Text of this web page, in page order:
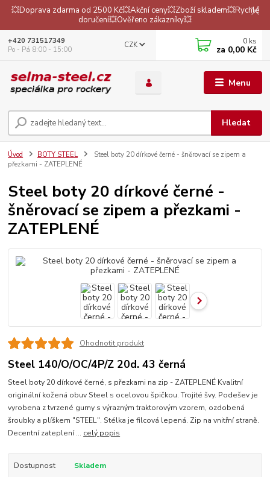
💥Doprava zdarma od 2500 Kč💥Akční ceny💥Zboží skladem💥Rychlé
doručení💥Ověřeno zákazníky💥
Menu
CZK
Hledat
+420 731517349
Po - Pá 8:00 - 15:00
0 ks
za 0,00 Kč
Úvod BOTY STEEL
Steel boty 20 dírkové černé - šněrovací se zipem a
přezkami - ZATEPLENÉ
Steel boty 20 dírkové černé -
šněrovací se zipem a přezkami -
ZATEPLENÉ
Ohodnotit produkt
Steel 140/O/OC/4P/Z 20d. 43 černá
Steel boty 20 dírkové černé, s přezkami na zip - ZATEPLENÉ Kvalitní
originální kožená obuv Steel s ocelovou špičkou. Trojité švy. Podešev je
vyrobena z tvrzené gumy s výrazným traktorovým vzorem, ozdobená
šroubky a plíškem "STEEL". Stélka je filcová lepená. Zip na vnitřní straně.
Decentní zateplení ... celý popis
Dostupnost
Skladem